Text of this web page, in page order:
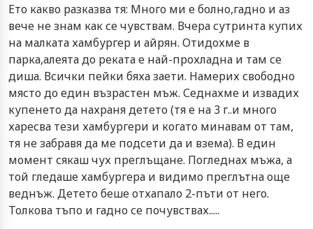
Ето какво разказва тя: Много ми е болно,гадно и аз
вече не знам как се чувствам. Вчера сутринта купих
на малката хамбургер и айрян. Отидохме в
парка,алеята до реката е най-прохладна и там се
диша. Всички пейки бяха заети. Намерих свободно
място до един възрастен мъж. Седнахме и извадих
купенето да нахраня детето (тя е на 3 г..и много
харесва тези хамбургери и когато минавам от там,
тя не забравя да ме подсети да и взема). В един
момент сякаш чух преглъщане. Погледнах мъжа, а
той гледаше хамбургера и видимо преглътна още
веднъж. Детето беше отхапало 2-пъти от него.
Толкова тъпо и гадно се почувствах.....